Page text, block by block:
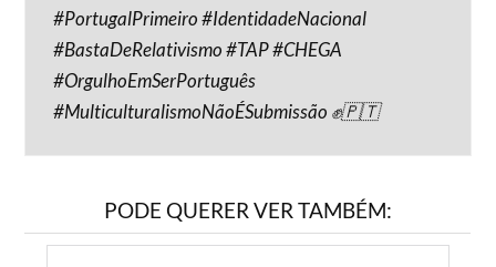
#PortugalPrimeiro #IdentidadeNacional
#BastaDeRelativismo #TAP #CHEGA
#OrgulhoEmSerPortuguês
#MulticulturalismoNãoÉSubmissão ✊🇵🇹
PODE QUERER VER TAMBÉM: